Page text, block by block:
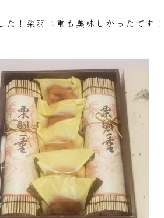
た！栗羽二重も美味しかったです